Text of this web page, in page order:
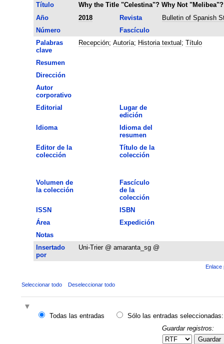
Título
Why the Title "Celestina"? Why Not "Melibea"?
Año
2018 Revista
Bulletin of Spanish
Número
Fascículo
Palabras
clave
Recepción; Autoría; Historia textual ; Título
Resumen
Dirección
Autor
corporativo
Editorial
Lugar de
edición
Idioma
Idioma del
resumen
Editor de la
colección
Título de la
colección
Volumen de
la colección
Fascículo
de la
colección
ISSN
ISBN
Área
Expedición
Notas
Insertado
por
Uni-Trier @ amaranta_sg @
Enlace
Seleccionar todo Deseleccionar todo
Todas las entradas
Sólo las entradas seleccionadas:
Guardar registros:
Guardar